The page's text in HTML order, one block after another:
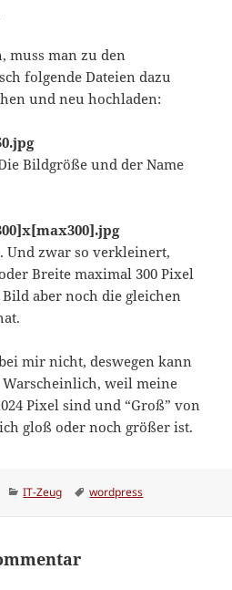
muss man zu den
folgende Dateien dazu
und neu hochladen:
Bildgröße und der Name
Und zwar so verkleinert,
Breite maximal 300 Pixel
aber noch die gleichen
mir nicht, deswegen kann
Warscheinlich, weil meine
Pixel sind und “Groß” von
gloß oder noch größer ist.
Kategorien
IT-Zeug Schlagwörter
wordpress